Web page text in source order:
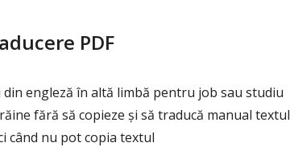
PDF
engleză în altă limbă pentru job sau studiu
fără să copieze și să traducă manual textul
când nu pot copia textul